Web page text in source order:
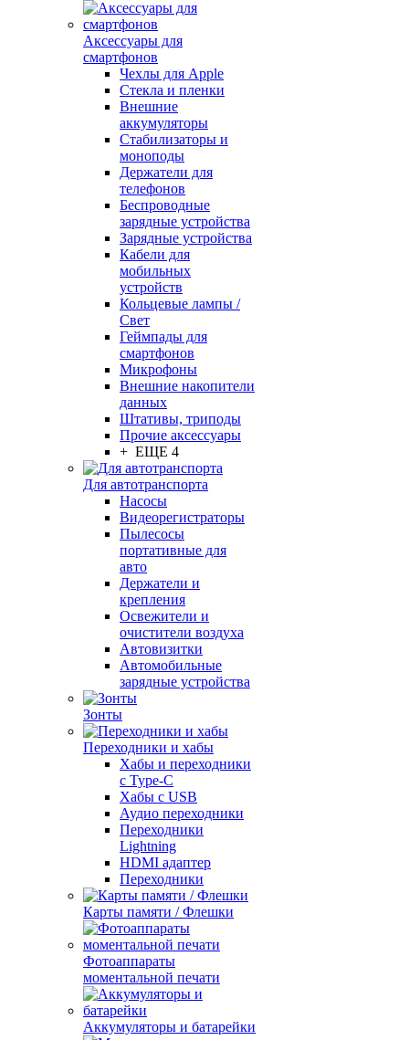
Аксессуары для
смартфонов
Чехлы для Apple
Стекла и пленки
Внешние
аккумуляторы
Стабилизаторы и
моноподы
Держатели для
телефонов
Беспроводные
зарядные устройства
Зарядные устройства
Кабели для
мобильных
устройств
Кольцевые лампы /
Свет
Геймпады для
смартфонов
Микрофоны
Внешние накопители
данных
Штативы, триподы
Прочие аксессуары
+ ЕЩЕ 4
Для автотранспорта
Насосы
Видеорегистраторы
Пылесосы
портативные для
авто
Держатели и
крепления
Освежители и
очистители воздуха
Автовизитки
Автомобильные
зарядные устройства
Зонты
Переходники и хабы
Хабы и переходники
с Type-C
Хабы с USB
Аудио переходники
Переходники
Lightning
HDMI адаптер
Переходники
Карты памяти / Флешки
Фотоаппараты
моментальной печати
Аккумуляторы и батарейки